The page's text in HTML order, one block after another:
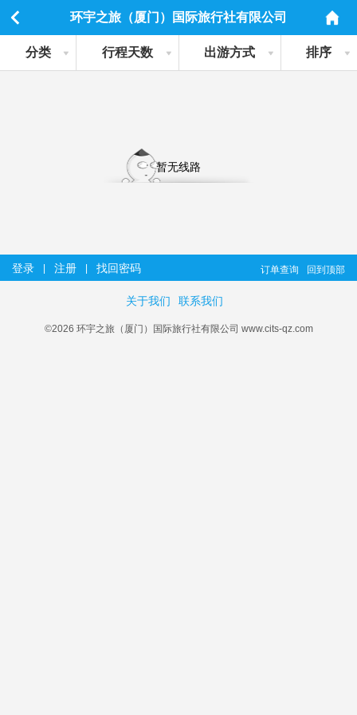
环宇之旅（厦门）国际旅行社有限公司
分类 行程天数 出游方式 排序
暂无线路
登录 注册 找回密码 回到顶部
订单查询
关于我们 联系我们
©2026 环宇之旅（厦门）国际旅行社有限公司 www.cits-qz.com